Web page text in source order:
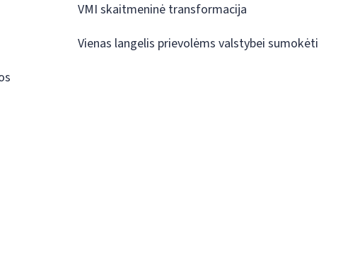
VMI skaitmeninė transformacija
Vienas langelis prievolėms valstybei sumokėti